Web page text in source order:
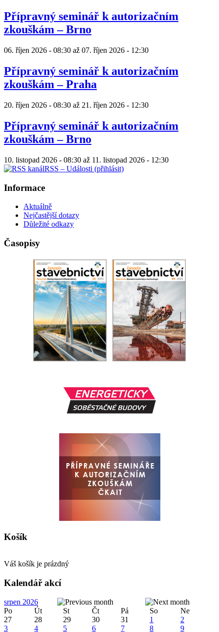
Přípravný seminář k autorizačním
zkouškám – Brno
06. říjen 2026 - 08:30 až 07. říjen 2026 - 12:30
Přípravný seminář k autorizačním
zkouškám – Praha
20. říjen 2026 - 08:30 až 21. říjen 2026 - 12:30
Přípravný seminář k autorizačním
zkouškám – Brno
10. listopad 2026 - 08:30 až 11. listopad 2026 - 12:30
RSS – Události (přihlásit)
Informace
Aktuálně
Nejčastější dotazy
Důležité odkazy
Časopisy
Košík
Váš košík je prázdný
Kalendář akcí
srpen 2026
Po
Út St Čt Pá So
Ne
27
28 29 30 31 1
2
3
4 5 6 7 8
9